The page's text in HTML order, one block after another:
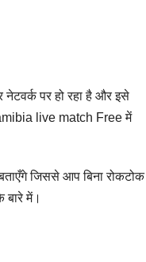
पर हो रहा है और इसे
live match Free में
जिससे आप बिना रोकटोक
में।